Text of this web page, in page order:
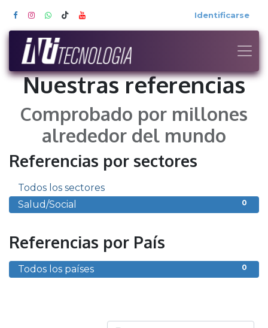
Identificarse
Nuestras referencias
Comprobado por millones
alrededor del mundo
Referencias por sectores
Todos los sectores
0
Salud/Social
Referencias por País
0
Todos los países